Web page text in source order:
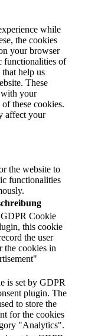
while
the cookies
your browser
functionalities of
help us
These
your
these cookies.
affect your
the website to
functionalities
GDPR Cookie
this cookie
the user
the cookies in
is set by GDPR
plugin. The
to store the
for the cookies
"Analytics".